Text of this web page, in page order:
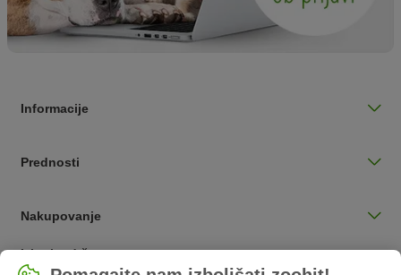
Informacije
Prednosti
Nakupovanje
Izberite državo